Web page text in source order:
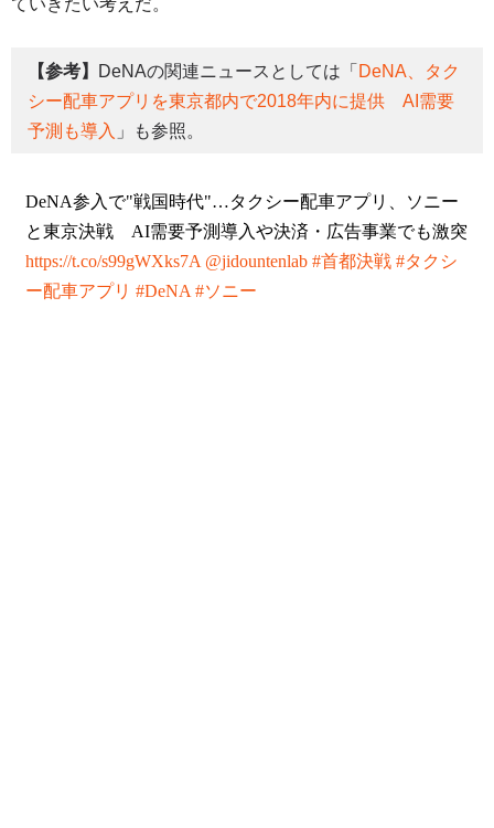
ていきたい考えだ。
【参考】 DeNAの関連ニュースとしては「 DeNA、タク
シー配車アプリを東京都内で2018年内に提供 AI需要
予測も導入 」も参照。
DeNA参入で"戦国時代"…タクシー配車アプリ、ソニー
と東京決戦 AI需要予測導入や決済・広告事業でも激突
https://t.co/s99gWXks7A @jidountenlab #首都決戦 #タクシ
ー配車アプリ #DeNA #ソニー